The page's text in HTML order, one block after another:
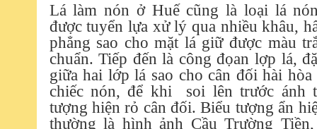
Lá làm nón ở Huế cũng là loại lá
được tuyển lựa xử lý qua nhiều khâu,
phẳng sao cho mặt lá giữ được màu
chuẩn. Tiếp đến là công đọan lợp lá,
giữa hai lớp lá sao cho cân đối hài
chiếc nón, để khi soi lên trước ánh
tượng hiện rỏ cân đối. Biểu tượng ẩn
thường là hình ảnh Cầu Trường